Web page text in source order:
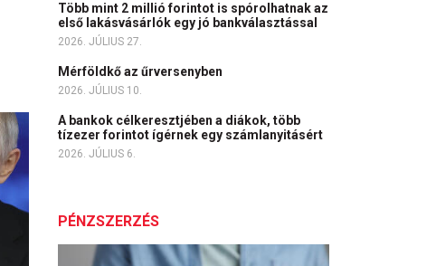
Több mint 2 millió forintot is spórolhatnak az
első lakásvásárlók egy jó bankválasztással
2026. JÚLIUS 27.
Mérföldkő az űrversenyben
2026. JÚLIUS 10.
A bankok célkeresztjében a diákok, több
tízezer forintot ígérnek egy számlanyitásért
2026. JÚLIUS 6.
PÉNZSZERZÉS